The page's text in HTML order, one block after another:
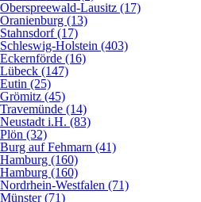
Oberspreewald-Lausitz (17)
Oranienburg (13)
Stahnsdorf (17)
Schleswig-Holstein (403)
Eckernförde (16)
Lübeck (147)
Eutin (25)
Grömitz (45)
Travemünde (14)
Neustadt i.H. (83)
Plön (32)
Burg auf Fehmarn (41)
Hamburg (160)
Hamburg (160)
Nordrhein-Westfalen (71)
Münster (71)